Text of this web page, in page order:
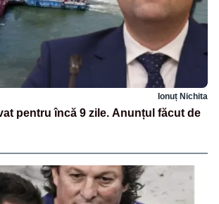
Ionuț Nichita
pentru încă 9 zile. Anunțul făcut de